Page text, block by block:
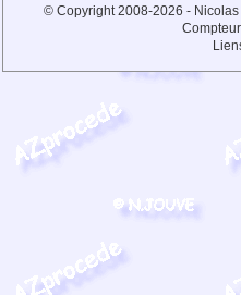
© Copyright 2008-2026 -